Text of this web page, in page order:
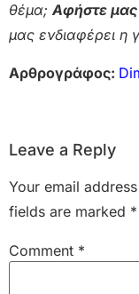
θέμα;Αφήστε μας
μας ενδιαφέρει η
Αρθρογράφος:
Leave a Reply
Your email
fields are marked *
Comment *